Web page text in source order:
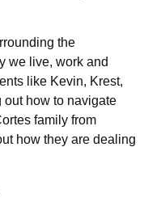
the
we live, work and
like Kevin, Krest,
how to navigate
family from
how they are dealing